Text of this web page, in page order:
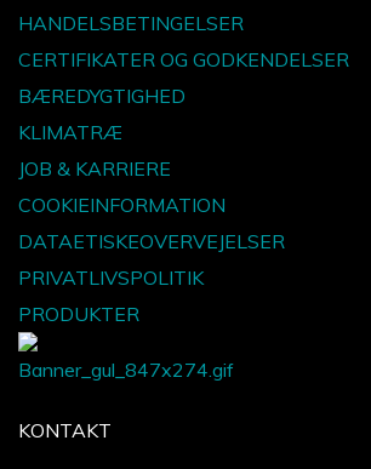
HANDELSBETINGELSER
CERTIFIKATER OG GODKENDELSER
BÆREDYGTIGHED
KLIMATRÆ
JOB & KARRIERE
COOKIEINFORMATION
DATAETISKEOVERVEJELSER
PRIVATLIVSPOLITIK
PRODUKTER
KONTAKT